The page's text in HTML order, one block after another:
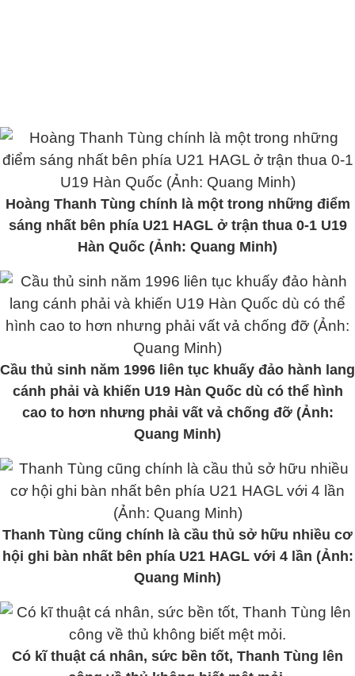
Hoàng Thanh Tùng chính là một trong những điểm
sáng nhất bên phía U21 HAGL ở trận thua 0-1 U19
Hàn Quốc (Ảnh: Quang Minh)
Cầu thủ sinh năm 1996 liên tục khuấy đảo hành lang
cánh phải và khiến U19 Hàn Quốc dù có thể hình
cao to hơn nhưng phải vất vả chống đỡ (Ảnh:
Quang Minh)
Thanh Tùng cũng chính là cầu thủ sở hữu nhiều cơ
hội ghi bàn nhất bên phía U21 HAGL với 4 lần (Ảnh:
Quang Minh)
Có kĩ thuật cá nhân, sức bền tốt, Thanh Tùng lên